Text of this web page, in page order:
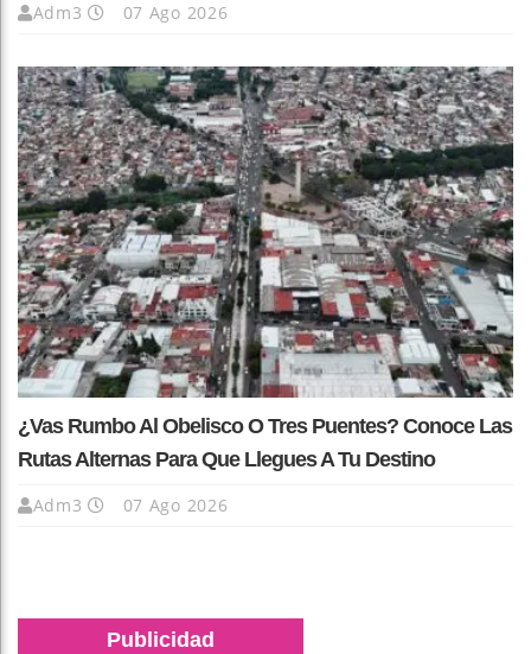
Adm3 07 Ago 2026
¿Vas Rumbo Al Obelisco O Tres Puentes? Conoce Las
Rutas Alternas Para Que Llegues A Tu Destino
Adm3 07 Ago 2026
Publicidad